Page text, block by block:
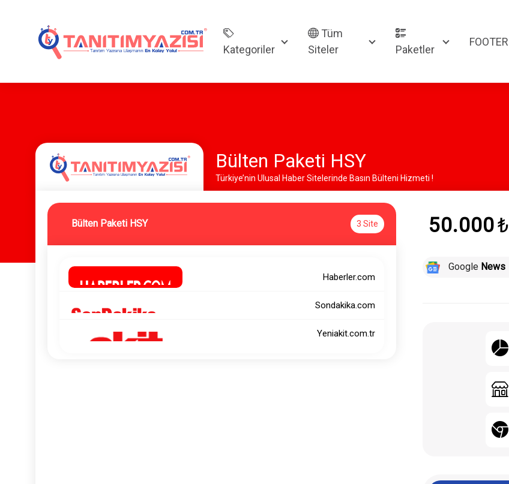
Kategoriler
Tüm
Siteler
Paketler
FOOTER
Bülten Paketi HSY
Türkiye’nin Ulusal Haber Sitelerinde Basın Bülteni Hizmeti !
Bülten Paketi HSY 3 Site
Haberler.com
Sondakika.com
Yeniakit.com.tr
50.000₺
Google News